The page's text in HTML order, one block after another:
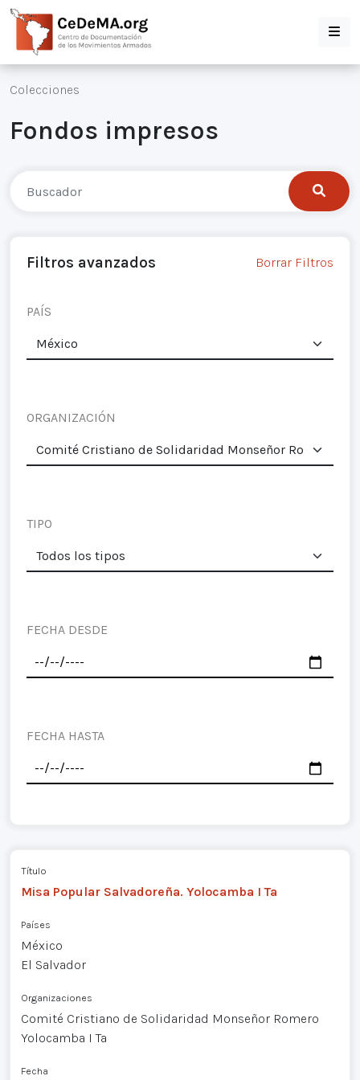
Colecciones
Fondos impresos
Filtros avanzados Borrar Filtros
PAÍS
ORGANIZACIÓN
TIPO
FECHA DESDE
FECHA HASTA
Título
Misa Popular Salvadoreña. Yolocamba I Ta
Países
México
El Salvador
Organizaciones
Comité Cristiano de Solidaridad Monseñor Romero
Yolocamba I Ta
Fecha